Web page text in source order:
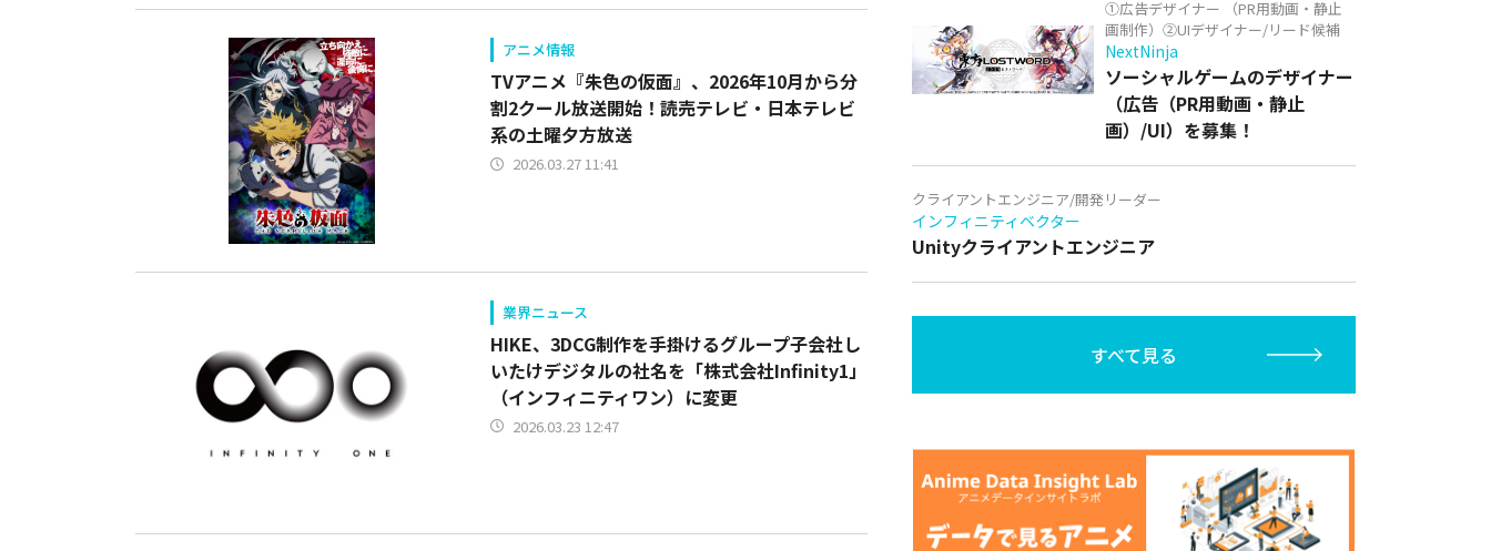
アニメ情報
TVアニメ『朱色の仮面』、2026年10月から分
割2クール放送開始！読売テレビ・日本テレビ
系の土曜夕方放送
2026.03.27 11:41
業界ニュース
HIKE、3DCG制作を手掛けるグループ子会社し
いたけデジタルの社名を「株式会社Infinity1」
（インフィニティワン）に変更
2026.03.23 12:47
①広告デザイナー （PR用動画・静止
画制作）②UIデザイナー/リード候補
NextNinja
ソーシャルゲームのデザイナー
（広告（PR用動画・静止
画）/UI）を募集！
クライアントエンジニア/開発リーダー
インフィニティベクター
Unityクライアントエンジニア
すべて見る